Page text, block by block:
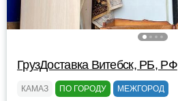
ГрузДоставка Витебск, РБ, РФ
КАМАЗ ПО ГОРОДУ МЕЖГОРОД